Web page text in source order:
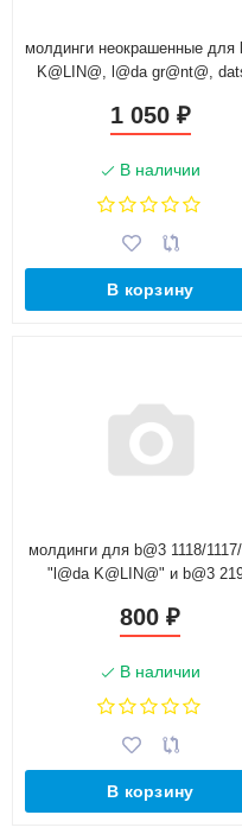
молдинги неокрашенные для
K@LIN@, l@da gr@nt@,
1 050 ₽
В наличии
В корзину
молдинги для b@3 1118/
"l@da K@LIN@" и b@3
800₽
В наличии
В корзину